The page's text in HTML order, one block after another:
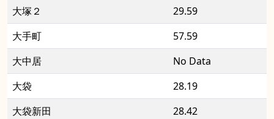
大塚２
29.59
大手町
57.59
大中居
No Data
大袋
28.19
大袋新田
28.42